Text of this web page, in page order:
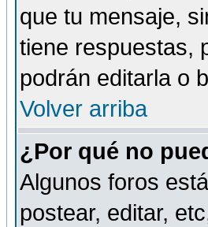
que tu mensaje,
tiene respuestas,
podrán editarla o
Volver arriba
¿Por qué no
Algunos foros
postear, editar,